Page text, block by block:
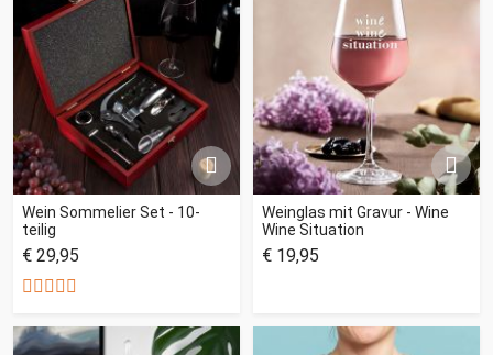
Wein Sommelier Set - 10-
teilig
€ 29,95
Weinglas mit Gravur - Wine
Wine Situation
€ 19,95